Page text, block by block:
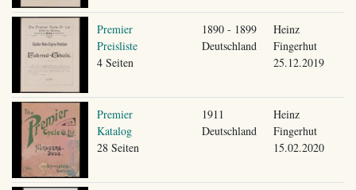
Premier
Preisliste
4 Seiten
1890 - 1899
Deutschland
Heinz
Fingerhut
25.12.2019
Premier
Katalog
28 Seiten
1911
Deutschland
Heinz
Fingerhut
15.02.2020